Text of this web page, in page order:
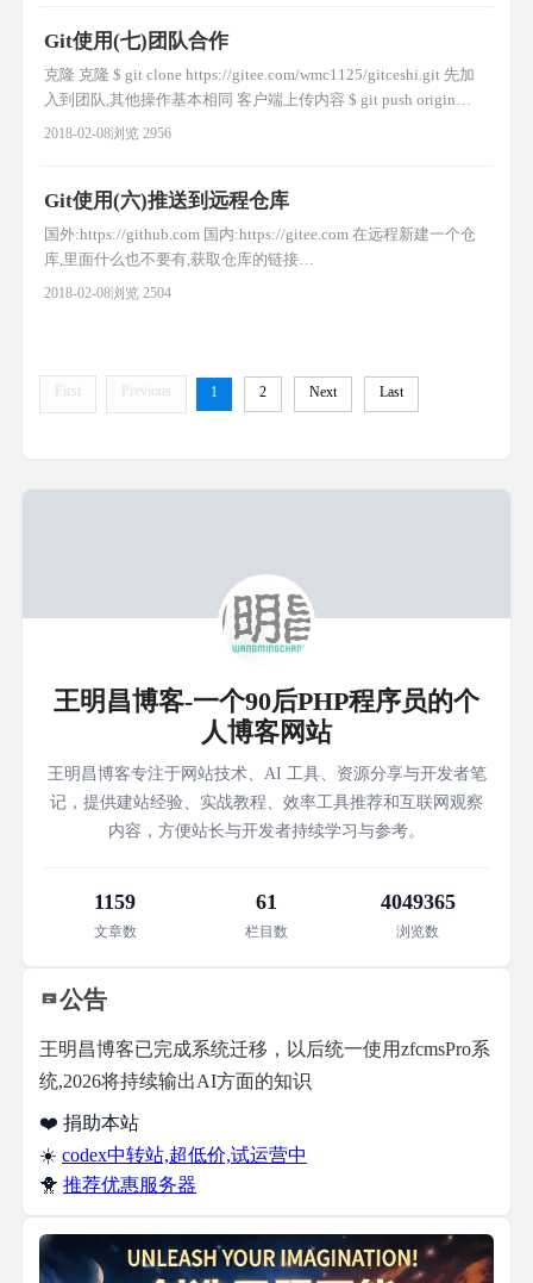
Git使用(七)团队合作
克隆 克隆 $ git clone https://gitee.com/wmc1125/gitceshi.git 先加
入到团队,其他操作基本相同 客户端上传内容 $ git push origin
master 服务器拉取内容 拉取内容 $ git pull origin master
2018-02-08浏览 2956
Git使用(六)推送到远程仓库
国外:https://github.com 国内:https://gitee.com 在远程新建一个仓
库,里面什么也不要有,获取仓库的链接
如:https://gitee.com/wmc1125/gitceshi.git 仓库链接直接推送 $ git
2018-02-08浏览 2504
First Previous 1 2 Next Last
王明昌博客-一个90后PHP程序员的个
人博客网站
王明昌博客专注于网站技术、AI 工具、资源分享与开发者笔
记，提供建站经验、实战教程、效率工具推荐和互联网观察
内容，方便站长与开发者持续学习与参考。
1159
文章数
61
栏目数
4049365
浏览数
公告
王明昌博客已完成系统迁移，以后统一使用zfcmsPro系
统,2026将持续输出AI方面的知识
❤️ 捐助本站
☀️ codex中转站,超低价,试运营中
🐥 推荐优惠服务器